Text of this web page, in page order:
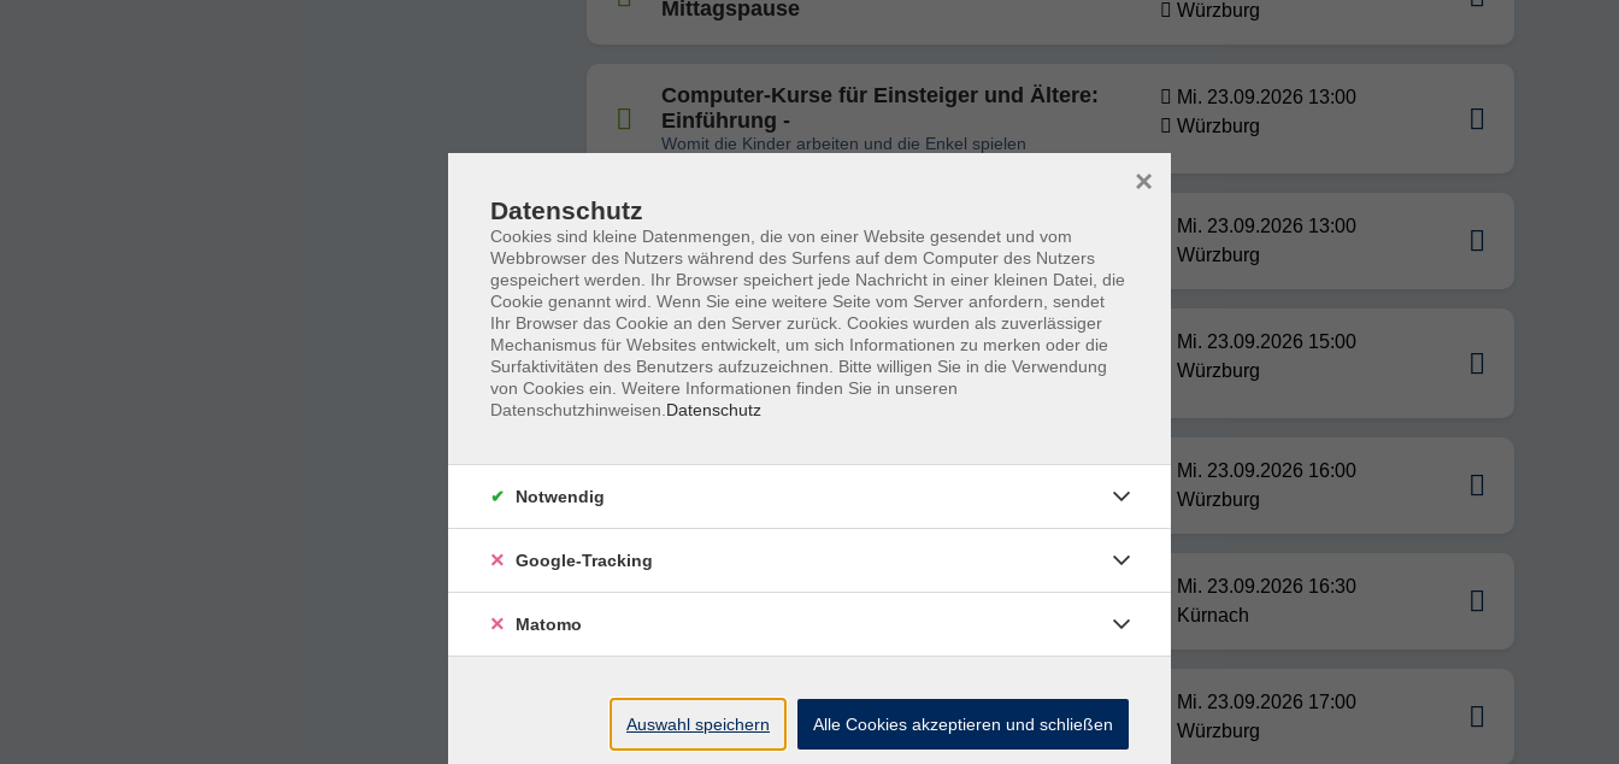
Mittagspause
Würzburg
Computer-Kurse für Einsteiger und Ältere:
Einführung -
Womit die Kinder arbeiten und die Enkel spielen
Mi. 23.09.2026 13:00
Würzburg
Senioren Wassergymnastik
Mi. 23.09.2026 13:00
Würzburg
Nicht mehr zu übersehen: Künstlerinnen im
20. und im 21. Jahrhundert
"Der weibliche Blick": Teil 3
Mi. 23.09.2026 15:00
Würzburg
Mi. 23.09.2026 16:00
Würzburg
Pilates Basics am Nachmittag
Mi. 23.09.2026 16:30
Kürnach
Italienisch A1 (ab Lektion 4)
Mi. 23.09.2026 17:00
Würzburg
Datenschutz
Cookies sind kleine Datenmengen, die von einer Website gesendet und vom
Webbrowser des Nutzers während des Surfens auf dem Computer des Nutzers
gespeichert werden. Ihr Browser speichert jede Nachricht in einer kleinen Datei, die
Cookie genannt wird. Wenn Sie eine weitere Seite vom Server anfordern, sendet
Ihr Browser das Cookie an den Server zurück. Cookies wurden als zuverlässiger
Mechanismus für Websites entwickelt, um sich Informationen zu merken oder die
Surfaktivitäten des Benutzers aufzuzeichnen. Bitte willigen Sie in die Verwendung
von Cookies ein. Weitere Informationen finden Sie in unseren
Datenschutzhinweisen. Datenschutz
×
Notwendig
Google-Tracking
Matomo
Auswahl speichern Alle Cookies akzeptieren und schließen